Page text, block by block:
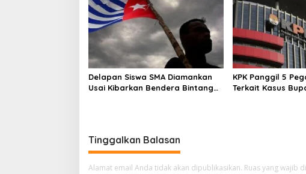
Delapan Siswa SMA Diamankan
Usai Kibarkan Bendera Bintang
KPK Panggil 5
Terkait Kasus
Tinggalkan Balasan
Alamat email Anda tidak akan dipublikasikan. Ruas yang wajib